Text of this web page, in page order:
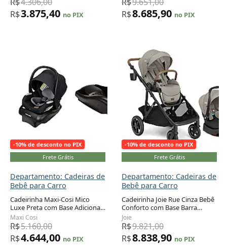
R$3.875,40 no PIX
R$8.685,90 no PIX
-10% de desconto no PIX
Frete Grátis
Departamento: Cadeiras de
Bebê para Carro
Cadeirinha Maxi-Cosi Mico
Luxe Preta com Base Adicional
Recém-nascido a 13,6 kg
Maxi Cosi
R$5.160,00
R$4.644,00 no PIX
-10% de desconto no PIX
Frete Grátis
Departamento: Cadeiras de
Bebê para Carro
Cadeirinha Joie Rue Cinza Bebê
Conforto com Base Barra
Antirrotação 1,8 a 13,6 kg
Joie
R$9.821,00
R$8.838,90 no PIX